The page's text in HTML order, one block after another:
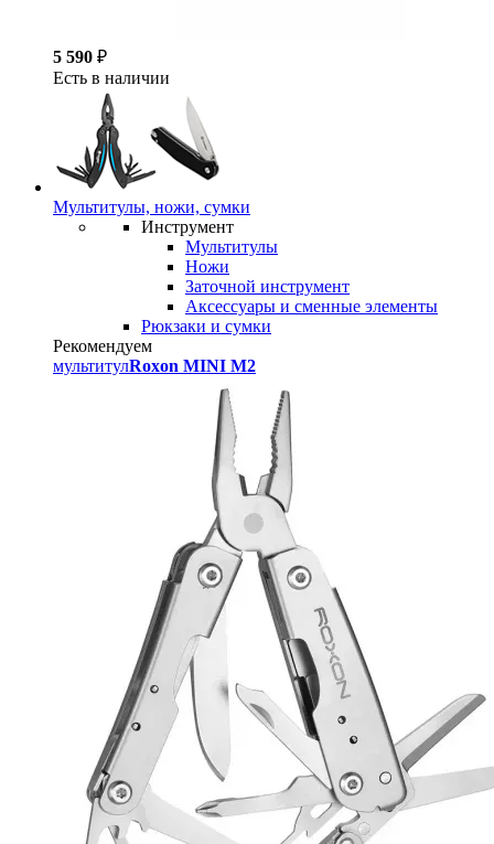
5 590 ₽
Есть в наличии
Мультитулы, ножи, сумки
Инструмент
Мультитулы
Ножи
Заточной инструмент
Аксессуары и сменные элементы
Рюкзаки и сумки
Рекомендуем
мультитулRoxon MINI M2